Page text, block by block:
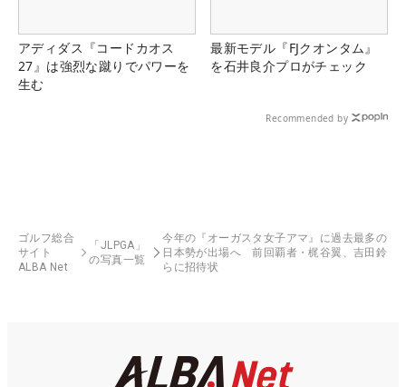
アディダス『コードカオス
27』は強烈な蹴りでパワーを
生む
最新モデル『FJクオンタム』
を石井良介プロがチェック
Recommended by
ゴルフ総合
サイト
ALBA Net
「JLPGA」
の写真一覧
今年の『オーガスタ女子アマ』に過去最多の
日本勢が出場へ 前回覇者・梶谷翼、吉田鈴
らに招待状